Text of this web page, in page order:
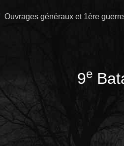
Ouvrages généraux et 1ère
9e